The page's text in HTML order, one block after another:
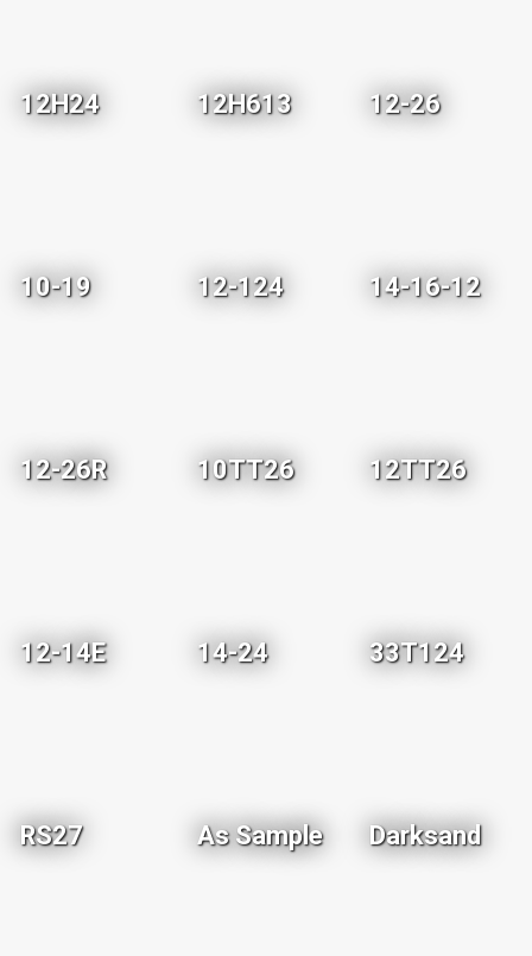
12H24 12H613 12-26
10-19 12-124 14-16-12
12-26R 10TT26 12TT26
12-14E 14-24 33T124
RS27 As Sample Darksand